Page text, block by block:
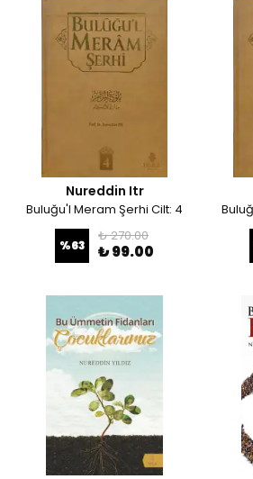
Nureddin Itr
Buluğu'l Meram Şerhi Cilt: 4
%63
₺ 270.00
₺ 99.00